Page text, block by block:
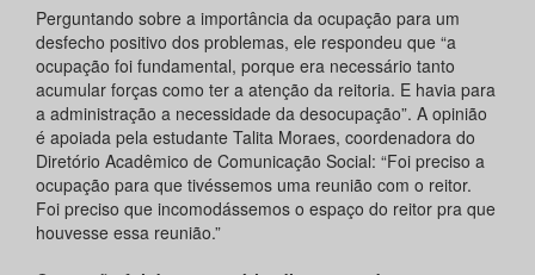
Perguntando sobre a importância da ocupação para um
desfecho positivo dos problemas, ele respondeu que “a
ocupação foi fundamental, porque era necessário tanto
acumular forças como ter a atenção da reitoria. E havia para
a administração a necessidade da desocupação”. A opinião
é apoiada pela estudante Talita Moraes, coordenadora do
Diretório Acadêmico de Comunicação Social: “Foi preciso a
ocupação para que tivéssemos uma reunião com o reitor.
Foi preciso que incomodássemos o espaço do reitor pra que
houvesse essa reunião.”